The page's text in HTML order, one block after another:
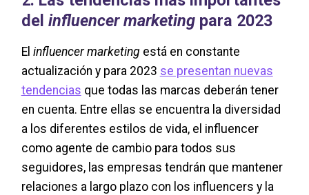
del influencer marketingpara 2023
El influencer marketing está en constante
actualización y para 2023 se presentan nuevas
tendencias que todas las marcas deberán tener
en cuenta. Entre ellas se encuentra la diversidad
a los diferentes estilos de vida, el influencer
como agente de cambio para todos sus
seguidores, las empresas tendrán que mantener
relaciones a largo plazo con los influencers y la